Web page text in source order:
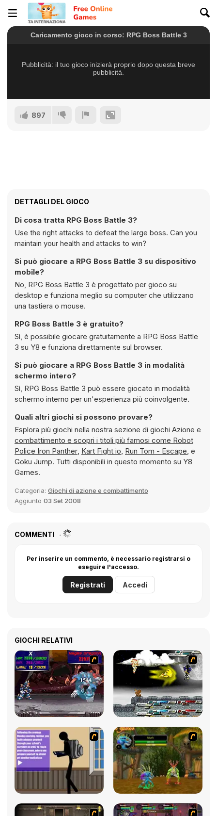
897
DETTAGLI DEL GIOCO
Di cosa tratta RPG Boss Battle 3?
Use the right attacks to defeat the large boss. Can you
maintain your health and attacks to win?
Si può giocare a RPG Boss Battle 3 su dispositivo
mobile?
No, RPG Boss Battle 3 è progettato per gioco su
desktop e funziona meglio su computer che utilizzano
una tastiera o mouse.
RPG Boss Battle 3 è gratuito?
Sì, è possibile giocare gratuitamente a RPG Boss Battle
3 su Y8 e funziona direttamente sul browser.
Si può giocare a RPG Boss Battle 3 in modalità
schermo intero?
Sì, RPG Boss Battle 3 può essere giocato in modalità
schermo interno per un'esperienza più coinvolgente.
Quali altri giochi si possono provare?
Esplora più giochi nella nostra sezione di giochi Azione e
combattimento e scopri i titoli più famosi come Robot
Police Iron Panther, Kart Fight io, Run Tom - Escape, e
Goku Jump. Tutti disponibili in questo momento su Y8
Games.
Categoria: Giochi di azione e combattimento
Aggiunto 03 Set 2008
COMMENTI
Per inserire un commento, è necessario registrarsi o
eseguire l'accesso.
Registrati Accedi
GIOCHI RELATIVI